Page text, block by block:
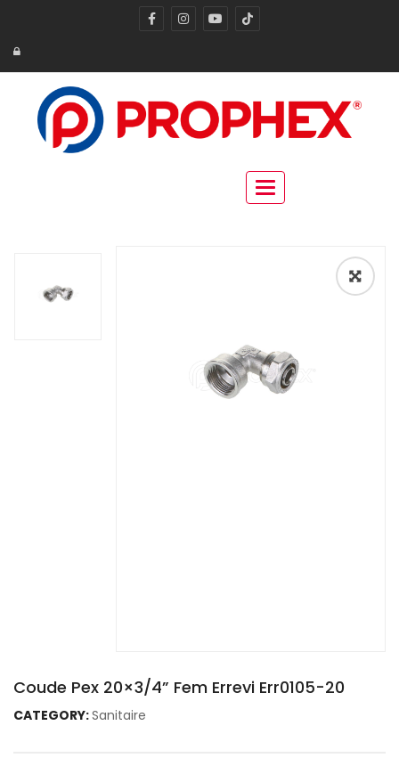
Toggle navigation
🔍
Coude Pex 20×3/4” Fem Errevi Err0105-20
CATEGORY:Sanitaire